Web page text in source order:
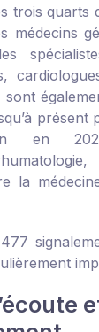
trois quarts
médecins
présent
en
la